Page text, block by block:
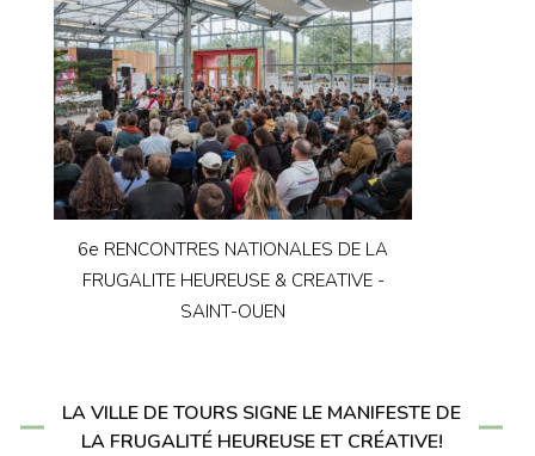
6e RENCONTRES NATIONALES DE LA
FRUGALITE HEUREUSE & CREATIVE -
SAINT-OUEN
LA VILLE DE TOURS SIGNE LE MANIFESTE DE
LA FRUGALITÉ HEUREUSE ET CRÉATIVE!